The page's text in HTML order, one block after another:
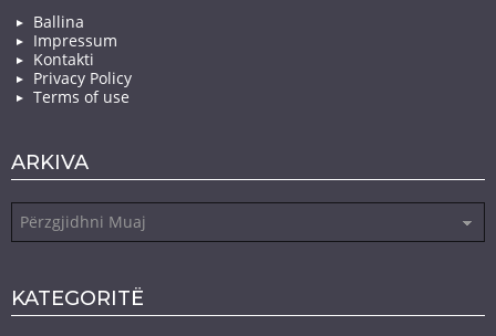
Ballina
Impressum
Kontakti
Privacy Policy
Terms of use
ARKIVA
KATEGORITË